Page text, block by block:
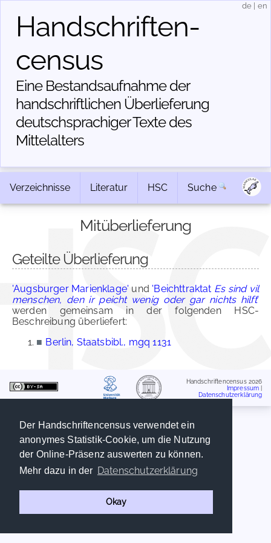
Der Handschriftencensus verwendet ein
anonymes Statistik-Cookie, um die Nutzung
der Online-Präsenz auswerten zu können.
Mehr dazu in der Datenschutzerklärung
Okay
Handschriften­
census
Eine Bestandsaufnahme der
handschriftlichen Über­lieferung
deutschsprachiger Texte des
Mittelalters
de en
Verzeichnisse Literatur HSC Suche
Mitüberlieferung
Geteilte Überlieferung
'Augsburger Marienklage' und 'Beichttraktat Es sind vil
menschen, den ir peicht wenig oder gar nichts hilft'
werden gemeinsam in der folgenden HSC-
Beschreibung überliefert:
■ Berlin, Staatsbibl., mgq 1131
Handschriftencensus 2026
Impressum
Datenschutzerklärung